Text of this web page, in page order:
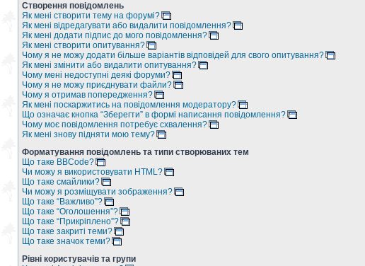
Створення повідомлень
Як мені створити тему на форумі?
Як мені відредагувати або видалити повідомлення?
Як мені додати підпис до мого повідомлення?
Як мені створити опитування?
Чому я не можу додати більше варіантів відповідей для свого опитування?
Як мені змінити або видалити опитування?
Чому мені недоступні деякі форуми?
Чому я не можу приєднувати файли?
Чому я отримав попередження?
Як мені поскаржитись на повідомлення модератору?
Що означає кнопка “Зберегти” в формі написання повідомлення?
Чому моє повідомлення потребує схвалення?
Як мені знову підняти мою тему?
Форматування повідомлень та типи створюваних тем
Що таке BBCode?
Чи можу я використовувати HTML?
Що таке смайлики?
Чи можу я розміщувати зображення?
Що таке “Важливо”?
Що таке “Оголошення”?
Що таке “Прикріплено”?
Що таке закриті теми?
Що таке значок теми?
Рівні користувачів та групи